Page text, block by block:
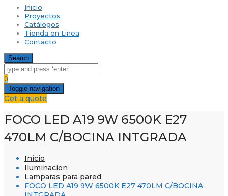
Inicio
Proyectos
Catálogos
Tienda en Linea
Contacto
Search
0
Toggle navigation
Get a quote
FOCO LED A19 9W 6500K E27
470LM C/BOCINA INTGRADA
Inicio
Iluminacion
Lamparas para pared
FOCO LED A19 9W 6500K E27 470LM C/BOCINA